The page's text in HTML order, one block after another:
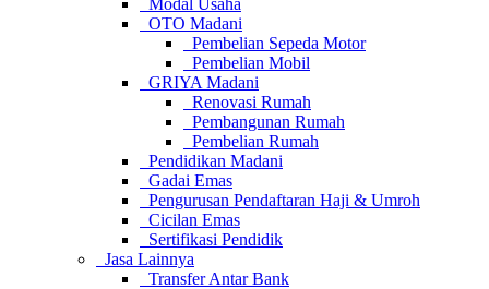
Modal Usaha
OTO Madani
Pembelian Sepeda Motor
Pembelian Mobil
GRIYA Madani
Renovasi Rumah
Pembangunan Rumah
Pembelian Rumah
Pendidikan Madani
Gadai Emas
Pengurusan Pendaftaran Haji & Umroh
Cicilan Emas
Sertifikasi Pendidik
Jasa Lainnya
Transfer Antar Bank